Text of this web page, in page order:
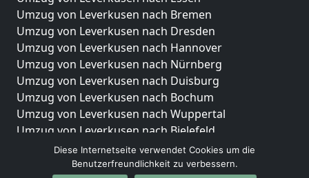
Umzug von Leverkusen nach Bremen
Umzug von Leverkusen nach Dresden
Umzug von Leverkusen nach Hannover
Umzug von Leverkusen nach Nürnberg
Umzug von Leverkusen nach Duisburg
Umzug von Leverkusen nach Bochum
Umzug von Leverkusen nach Wuppertal
Umzug von Leverkusen nach Bielefeld
Umzug von Leverkusen nach Bonn
Umzug von Leverkusen nach Münster
Diese Internetseite verwendet Cookies um die
Benutzerfreundlichkeit zu verbessern.